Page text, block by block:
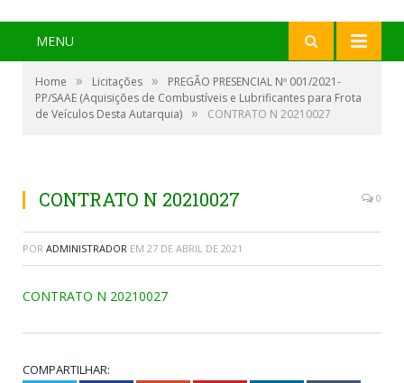
MENU
Home » Licitações »
PREGÃO PRESENCIAL Nº 001/2021-
PP/SAAE (Aquisições de Combustíveis e Lubrificantes para Frota
de Veículos Desta Autarquia) » CONTRATO N 20210027
CONTRATO N 20210027 0
POR ADMINISTRADOR EM 27 DE ABRIL DE 2021
CONTRATO N 20210027
COMPARTILHAR: